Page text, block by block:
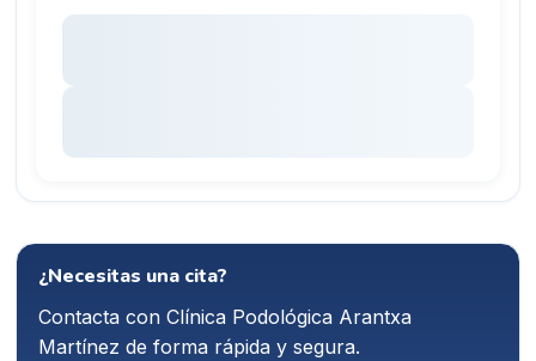
¿Necesitas una cita?
Contacta conClínica Podológica Arantxa
Martínez de forma rápida y segura.